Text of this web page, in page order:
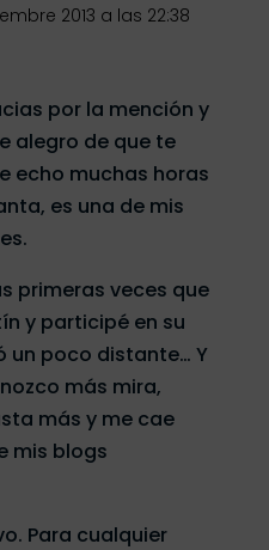
2013 a las 22:38
por la mención y
alegro de que te
echo muchas horas
es una de mis
primeras veces que
y participé en su
un poco distante… Y
más mira,
más y me cae
mis blogs
Para cualquier